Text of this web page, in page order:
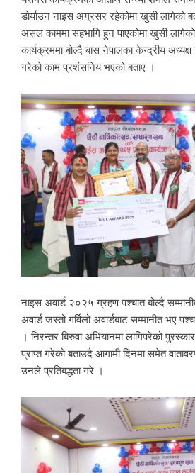
डोर्याउन नाइस अग्रसर रहेकोमा खुसी लागेको
असल काममा सहभागि हुन पाएकोमा खुसी
कार्यक्रममा बोल्दै बास नेपालका केन्द्रीय
गरेको काम प्रशंसनिय भएको बताए ।
नाइस अवार्ड २०२५ ग्रहण पश्चात बोल्दै
अवार्ड जस्तो गर्विलो अवार्डबाट सम्मानीत भए
। निरन्तर बिरुवा अभियानमा लागिपरेको
प्राप्त गरेको बताउदै आगामी दिनमा समेत
उनले प्रतिबद्धता गरे ।